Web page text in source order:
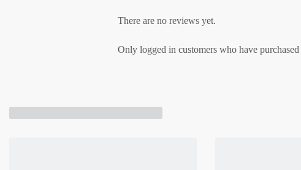
There are no reviews yet.
Only logged in customers who have